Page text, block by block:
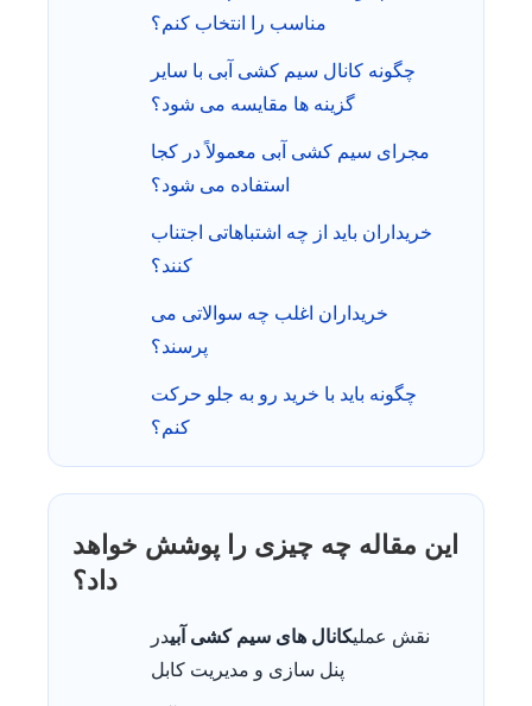
مناسب را انتخاب کنم؟
چگونه کانال سیم کشی آبی با سایر
گزینه ها مقایسه می شود؟
مجرای سیم کشی آبی معمولاً در کجا
استفاده می شود؟
خریداران باید از چه اشتباهاتی اجتناب
کنند؟
خریداران اغلب چه سوالاتی می
پرسند؟
چگونه باید با خرید رو به جلو حرکت
کنم؟
این مقاله چه چیزی را پوشش خواهد
داد؟
نقش عملیکانال های سیم کشی آبیدر
پنل سازی و مدیریت کابل